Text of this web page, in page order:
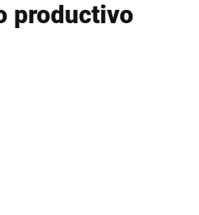
productivo